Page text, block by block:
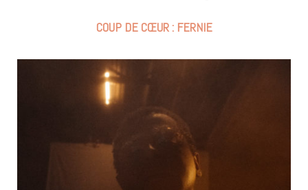
COUP DE CŒUR : FERNIE